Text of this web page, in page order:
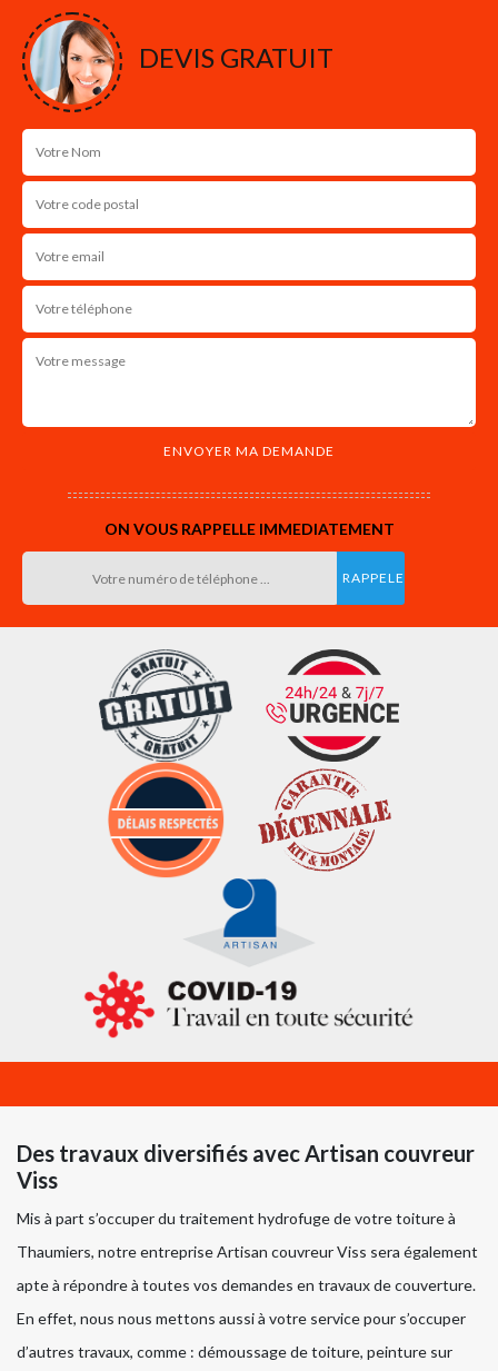
DEVIS GRATUIT
ON VOUS RAPPELLE IMMEDIATEMENT
Des travaux diversifiés avec Artisan couvreur
Viss
Mis à part s’occuper du traitement hydrofuge de votre toiture à
Thaumiers, notre entreprise Artisan couvreur Viss sera également
apte à répondre à toutes vos demandes en travaux de couverture.
En effet, nous nous mettons aussi à votre service pour s’occuper
d’autres travaux, comme : démoussage de toiture, peinture sur